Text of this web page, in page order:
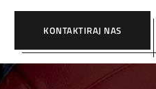
KONTAKTIRAJ NAS